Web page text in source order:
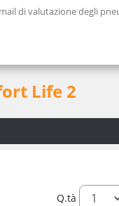
di valutazione degli
Life 2
Q.tà